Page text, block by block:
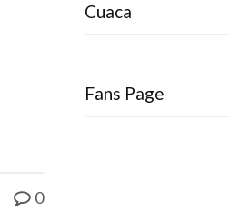
0
Cuaca
Fans Page